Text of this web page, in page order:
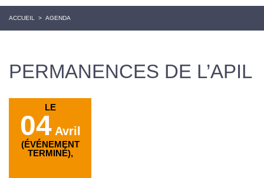
ACCUEIL > AGENDA
PERMANENCES DE L’APIL
LE
04 Avril
(ÉVÉNEMENT
TERMINÉ),